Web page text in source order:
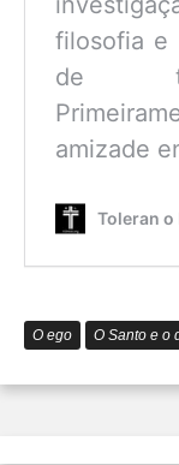
filosofia e
de
amizade
Toleran
O ego O Santo e o